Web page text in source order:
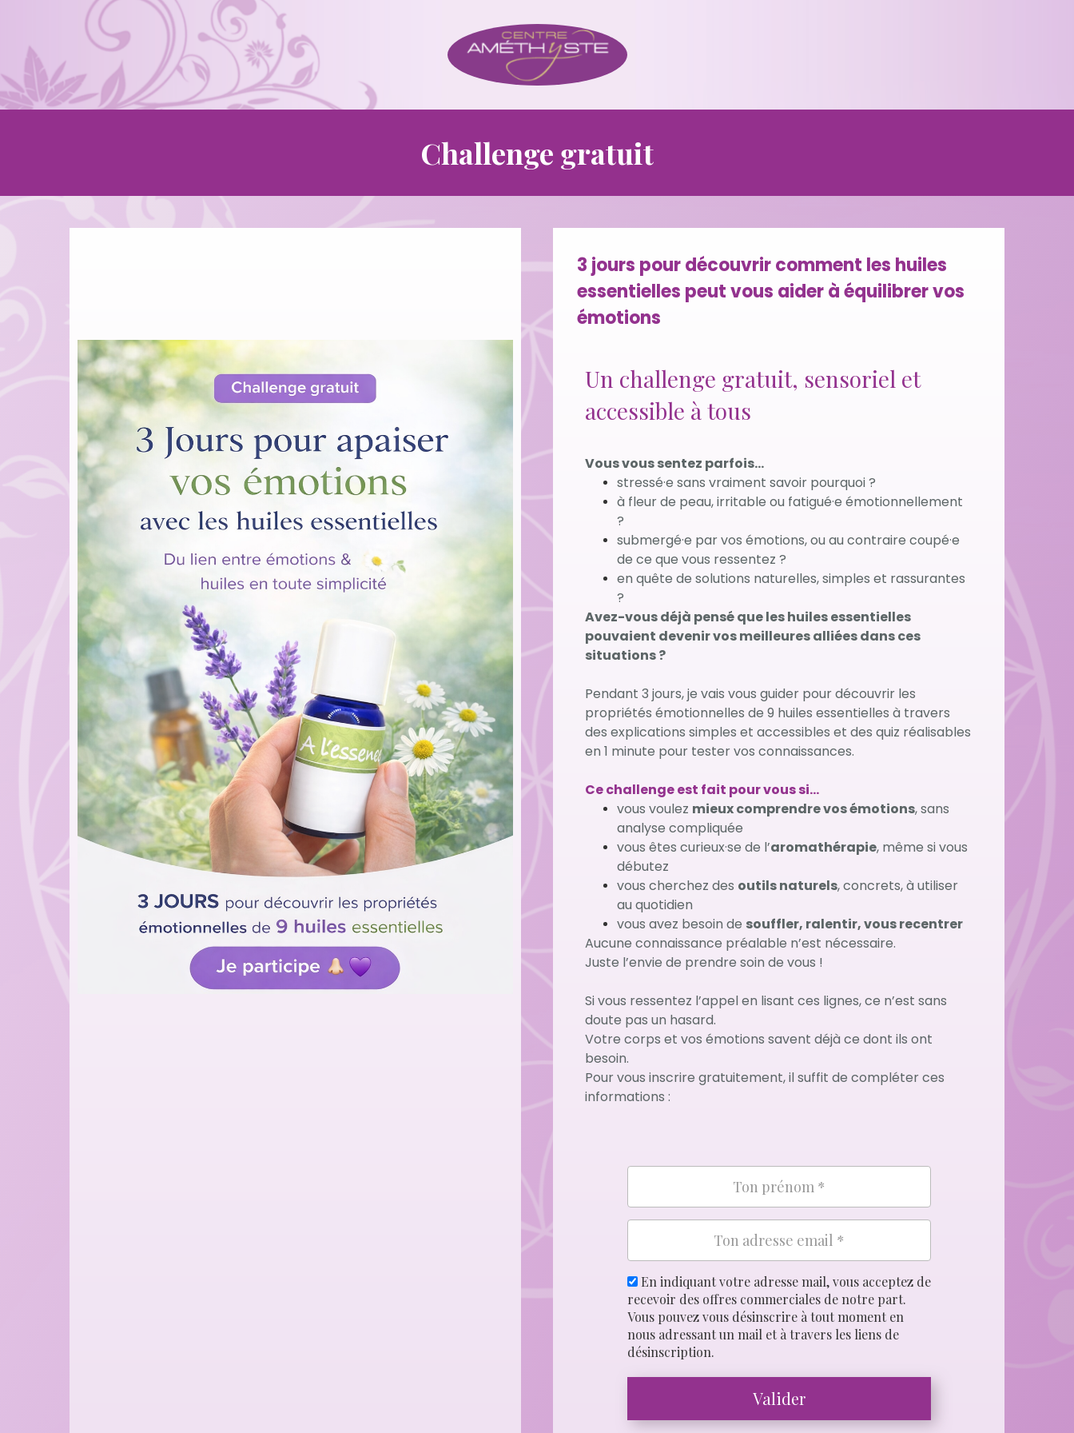
Challenge gratuit
3 jours pour découvrir comment les huiles
essentielles peut vous aider à équilibrer vos
émotions
Un challenge gratuit, sensoriel et
accessible à tous
Vous vous sentez parfois…
stressé·e sans vraiment savoir pourquoi ?
à fleur de peau, irritable ou fatigué·e émotionnellement
?
submergé·e par vos émotions, ou au contraire coupé·e
de ce que vous ressentez ?
en quête de solutions naturelles, simples et rassurantes
?
Avez-vous déjà pensé que les huiles essentielles
pouvaient devenir vos meilleures alliées dans ces
situations?
Pendant 3 jours, je vais vous guider pour découvrir les
propriétés émotionnelles de 9 huiles essentielles à travers
des explications simples et accessibles et des quiz réalisables
en 1 minute pour tester vos connaissances.
Ce challenge est fait pour vous si…
vous voulez mieux comprendre vos émotions, sans
analyse compliquée
vous êtes curieux·se de l’aromathérapie, même si vous
débutez
vous cherchez des outils naturels, concrets, à utiliser
au quotidien
vous avez besoin de souffler, ralentir, vous recentrer
Aucune connaissance préalable n’est nécessaire.
Juste l’envie de prendre soin de vous !
Si vous ressentez l’appel en lisant ces lignes, ce n’est sans
doute pas un hasard.
Votre corps et vos émotions savent déjà ce dont ils ont
besoin.
Pour vous inscrire gratuitement, il suffit de compléter ces
informations :
En indiquant votre adresse mail, vous acceptez de
recevoir des offres commerciales de notre part.
Vous pouvez vous désinscrire à tout moment en
nous adressant un mail et à travers les liens de
désinscription.
Valider